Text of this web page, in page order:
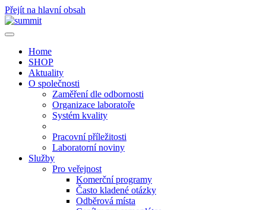
Přejít na hlavní obsah
Home
SHOP
Aktuality
O společnosti
Zaměření dle odbornosti
Organizace laboratoře
Systém kvality
Pracovní příležitosti
Laboratorní noviny
Služby
Pro veřejnost
Komerční programy
Často kladené otázky
Odběrová místa